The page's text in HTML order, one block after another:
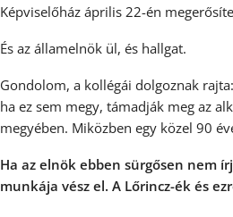
Képviselőház április 22-én
És az államelnök ül, és hallgat.
Gondolom, a kollégái dolgoznak
ha ez sem megy, támadják meg az
megyében. Miközben egy közel 90
Ha az elnök ebben sürgősen nem
munkája vész el. A Lőrincz-ék és